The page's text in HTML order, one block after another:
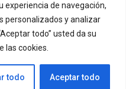
experiencia de navegación,
personalizados y analizar
todo” usted da su
las cookies.
todo Aceptar todo
Cookies Portal de
¿Qué es Arkiplus?
conGeneratePress